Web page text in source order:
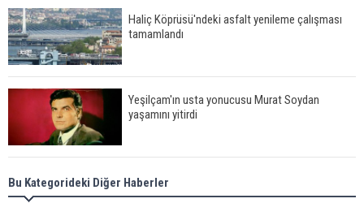
Haliç Köprüsü'ndeki asfalt yenileme çalışması
tamamlandı
Yeşilçam'ın usta yonucusu Murat Soydan
yaşamını yitirdi
Meral Akşener ile Müsavat Dervişoğlu cenazede
görüntülendi
Bu Kategorideki Diğer Haberler